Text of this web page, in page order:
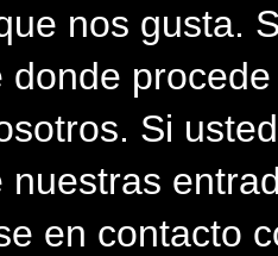
nos gusta.
donde
Si
nuestras
en contacto